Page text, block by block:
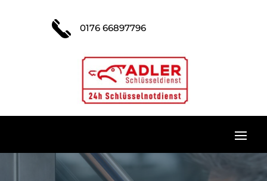
0176 66897796